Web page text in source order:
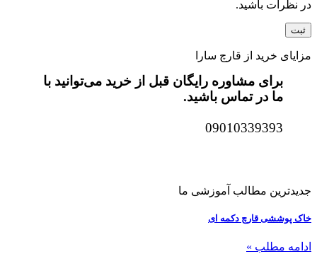
در نظرات باشید.
مزایای خرید از قارچ سارا
برای مشاوره رایگان قبل از خرید می‌توانید با
ما در تماس باشید.
09010339393
جدیدترین مطالب آموزشی ما
خاک پوششی قارچ دکمه ای
ادامه مطلب »